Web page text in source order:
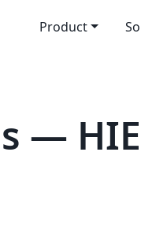
Product
—